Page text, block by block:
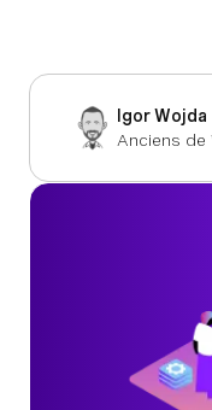
Igor Wojda
Anciens de